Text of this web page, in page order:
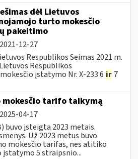
dėl Lietuvos
turto mokesčio
pakeitimo
2021-12-27
Respublikos Seimas 2021 m.
Respublikos
įstatymo Nr. X-233 6 ir 7
mokesčio tarifo taikymą
2025-04-17
buvo įsteigta 2023 metais.
Už 2023 metus buvo
mokesčio tarifas, nes atitiko
įstatymo 5 straipsnio...